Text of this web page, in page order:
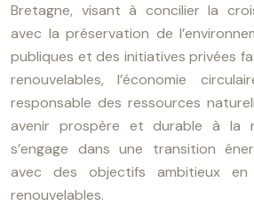
Bretagne, visant à concilier la
avec la préservation de
publiques et des initiatives privées
renouvelables, l’économie
responsable des ressources
avenir prospère et durable à la
s’engage dans une transition
avec des objectifs ambitieux en
renouvelables.